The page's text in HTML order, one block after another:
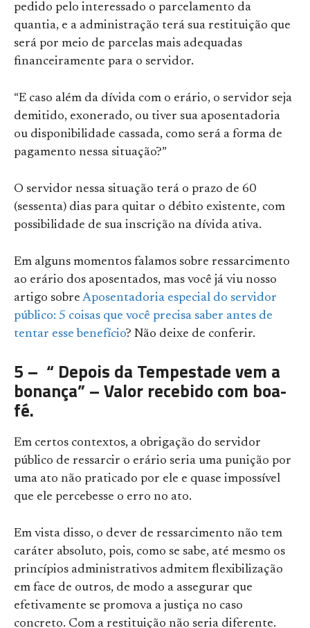
pedido pelo interessado o parcelamento da
quantia, e a administração terá sua restituição que
será por meio de parcelas mais adequadas
financeiramente para o servidor.
“E caso além da dívida com o erário, o servidor seja
demitido, exonerado, ou tiver sua aposentadoria
ou disponibilidade cassada, como será a forma de
pagamento nessa situação?”
O servidor nessa situação terá o prazo de 60
(sessenta) dias para quitar o débito existente, com
possibilidade de sua inscrição na dívida ativa.
Em alguns momentos falamos sobre ressarcimento
ao erário dos aposentados, mas você já viu nosso
artigo sobre Aposentadoria especial do servidor
público: 5 coisas que você precisa saber antes de
tentar esse benefício? Não deixe de conferir.
5 – “ Depois da Tempestade vem a
bonança” – Valor recebido com boa-
fé.
Em certos contextos, a obrigação do servidor
público de ressarcir o erário seria uma punição por
uma ato não praticado por ele e quase impossível
que ele percebesse o erro no ato.
Em vista disso, o dever de ressarcimento não tem
caráter absoluto, pois, como se sabe, até mesmo os
princípios administrativos admitem flexibilização
em face de outros, de modo a assegurar que
efetivamente se promova a justiça no caso
concreto. Com a restituição não seria diferente.